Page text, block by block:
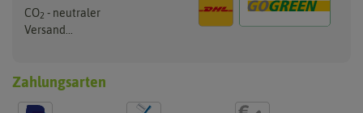
CO2 - neutraler
Versand...
Zahlungsarten